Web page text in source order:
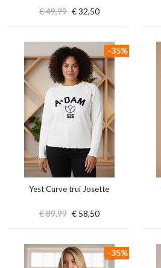
€ 49,99 € 32,50
Yest Curve trui Josette
€ 89,99 € 58,50
-35%
-35%